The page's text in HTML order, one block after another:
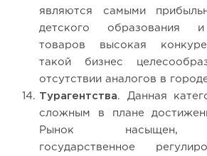
являются самыми
детского образования
товаров высокая
такой бизнес
отсутствии аналогов в
Турагентства. Данная
сложным в плане
Рынок насыщен,
государственное